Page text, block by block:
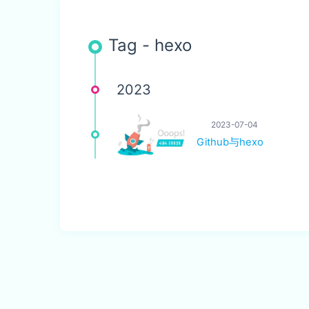
Tag - hexo
2023
2023-07-04
Github与hexo